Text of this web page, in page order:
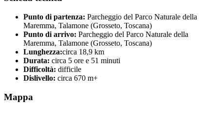
Punto di partenza: Parcheggio del Parco Naturale della
Maremma, Talamone (Grosseto, Toscana)
Punto di arrivo: Parcheggio del Parco Naturale della
Maremma, Talamone (Grosseto, Toscana)
Lunghezza:circa 18,9 km
Durata: circa 5 ore e 51 minuti
Difficoltà: difficile
Dislivello: circa 670 m+
Mappa